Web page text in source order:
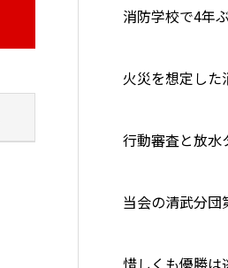
消防学校で4年
火災を想定した
行動審査と放水
当会の清武分団
惜しくも優勝は